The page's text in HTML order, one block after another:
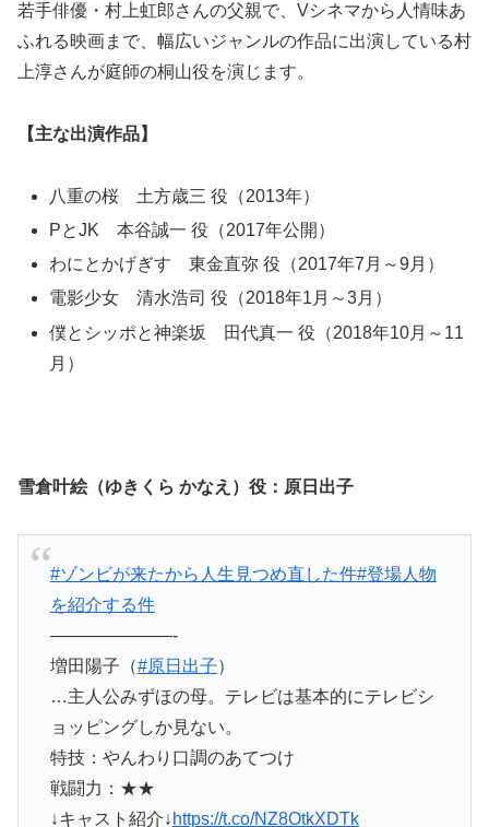
若手俳優・村上虹郎さんの父親で、Vシネマから人情味あ
ふれる映画まで、幅広いジャンルの作品に出演している村
上淳さんが庭師の桐山役を演じます。
【主な出演作品】
八重の桜 土方歳三 役（2013年）
PとJK 本谷誠一 役（2017年公開）
わにとかげぎす 東金直弥 役（2017年7月～9月）
電影少女 清水浩司 役（2018年1月～3月）
僕とシッポと神楽坂 田代真一 役（2018年10月～11
月）
雪倉叶絵（ゆきくら かなえ）役：原日出子
#ゾンビが来たから人生見つめ直した件#登場人物
を紹介する件
———————-
増田陽子（#原日出子）
…主人公みずほの母。テレビは基本的にテレビシ
ョッピングしか見ない。
特技：やんわり口調のあてつけ
戦闘力：★★
↓キャスト紹介↓ https://t.co/NZ8OtkXDTk